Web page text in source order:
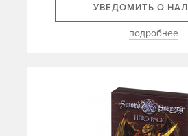
УВЕДОМИТЬ О
подробнее